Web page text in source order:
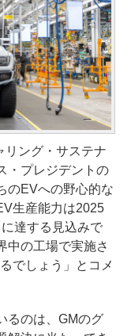
ング・サステナ
・プレジデントの
のEVへの野心的な
生産能力は2025
達する見込みで
中の工場で実施さ
でしょう」とコメ
るのは、GMのグ